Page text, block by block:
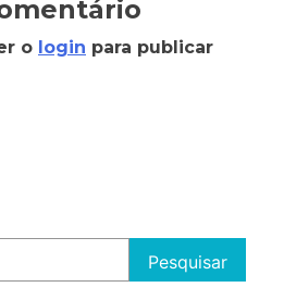
o login para publicar
Pesquisar